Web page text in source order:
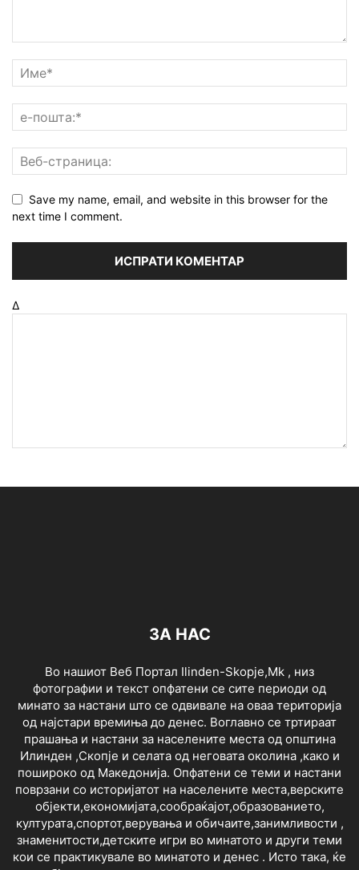
Save my name, email, and website in this browser for the
next time I comment.
Δ
ЗА НАС
Во нашиот Веб Портал Ilinden-Skopje,Mk , низ
фотографии и текст опфатени се сите периоди од
минато за настани што се одвивале на оваа територија
од најстари времиња до денес. Воглавно се тртираат
прашања и настани за населените места од општина
Илинден ,Скопје и селата од неговата околина ,како и
пошироко од Македонија. Опфатени се теми и настани
поврзани со историјатот на населените места,верските
објекти,економијата,сообраќајот,образованието,
културата,спортот,верувања и обичаите,занимливости ,
знаменитости,детските игри во минатото и други теми
кои се практикувале во минатото и денес . Исто така, ќе